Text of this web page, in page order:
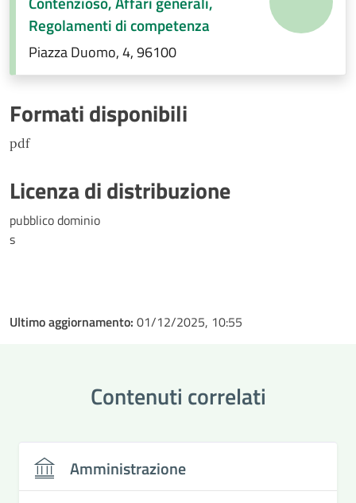
Regolamenti di competenza
Piazza Duomo, 4, 96100
Formati disponibili
pdf
Licenza di distribuzione
pubblico dominio
s
Ultimo aggiornamento: 01/12/2025, 10:55
Contenuti correlati
Amministrazione